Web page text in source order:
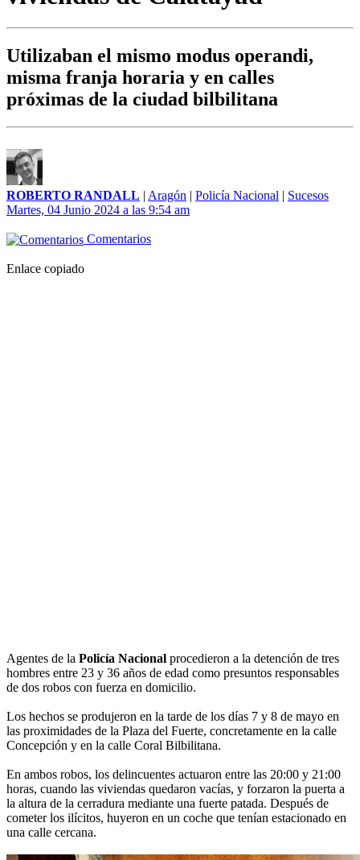
Utilizaban el mismo modus operandi,
misma franja horaria y en calles
próximas de la ciudad bilbilitana
ROBERTO RANDALL | Aragón | Policía Nacional | Sucesos
Martes, 04 Junio 2024 a las 9:54 am
Comentarios
Enlace copiado
Agentes de la Policía Nacional procedieron a la detención de tres
hombres entre 23 y 36 años de edad como presuntos responsables
de dos robos con fuerza en domicilio.
Los hechos se produjeron en la tarde de los días 7 y 8 de mayo en
las proximidades de la Plaza del Fuerte, concretamente en la calle
Concepción y en la calle Coral Bilbilitana.
En ambos robos, los delincuentes actuaron entre las 20:00 y 21:00
horas, cuando las viviendas quedaron vacías, y forzaron la puerta a
la altura de la cerradura mediante una fuerte patada. Después de
cometer los ilícitos, huyeron en un coche que tenían estacionado en
una calle cercana.